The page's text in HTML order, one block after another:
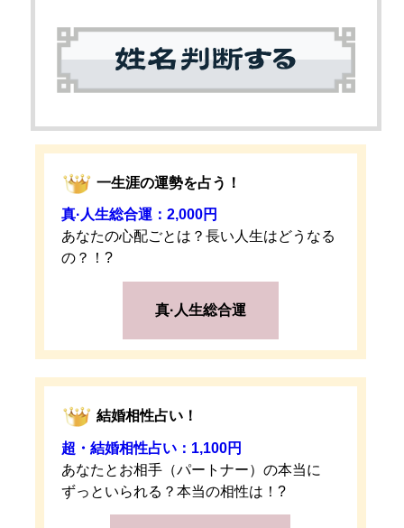
一生涯の運勢を占う！
真·人生総合運：2,000円
あなたの心配ごとは？長い人生はどうなる
の？！?
真·人生総合運
結婚相性占い！
超・結婚相性占い：1,100円
あなたとお相手（パートナー）の本当に
ずっといられる？本当の相性は！?